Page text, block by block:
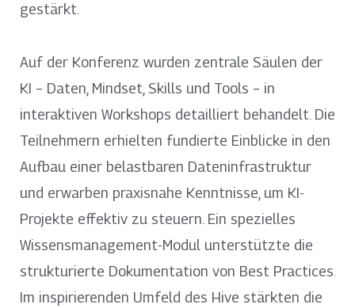
gestärkt.
Auf der Konferenz wurden zentrale Säulen der
KI – Daten, Mindset, Skills und Tools – in
interaktiven Workshops detailliert behandelt. Die
Teilnehmern erhielten fundierte Einblicke in den
Aufbau einer belastbaren Dateninfrastruktur
und erwarben praxisnahe Kenntnisse, um KI-
Projekte effektiv zu steuern. Ein spezielles
Wissensmanagement-Modul unterstützte die
strukturierte Dokumentation von Best Practices.
Im inspirierenden Umfeld des Hive stärkten die